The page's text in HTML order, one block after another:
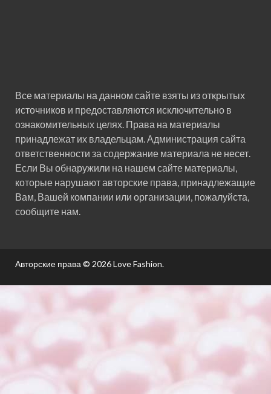
Все материалы на данном сайте взяты из открытых
источников и предоставляются исключительно в
ознакомительных целях. Права на материалы
принадлежат их владельцам. Администрация сайта
ответственности за содержание материала не несет.
Если Вы обнаружили на нашем сайте материалы,
которые нарушают авторские права, принадлежащие
Вам, Вашей компании или организации, пожалуйста,
сообщите нам.
Авторские права © 2026Love Fashion.